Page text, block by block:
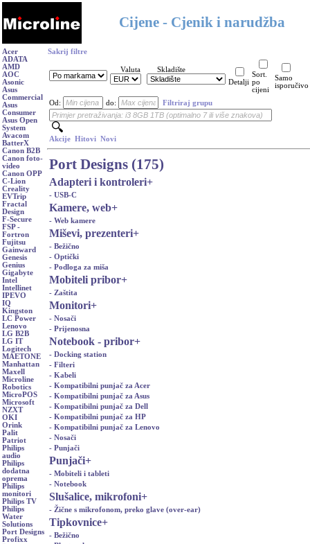
Cijene - Cjenik i narudžba
Acer
ADATA
AMD
AOC
Asonic
Asus
Commercial
Asus
Consumer
Asus Open
System
Avacom
BatterX
Canon B2B
Canon foto-
video
Canon OPP
C-Lion
Creality
EVTrip
Fractal
Design
F-Secure
FSP -
Fortron
Fujitsu
Gainward
Genesis
Genius
Gigabyte
Intel
Intellinet
IPEVO
IQ
Kingston
LC Power
Lenovo
LG B2B
LG IT
Logitech
MAETONE
Manhattan
Maxell
Microline
Robotics
MicroPOS
Microsoft
NZXT
OKI
Orink
Palit
Patriot
Philips
audio
Philips
dodatna
oprema
Philips
monitori
Philips TV
Philips
Water
Solutions
Port Designs
Profixx
Sakrij filtre
Valuta
Skladište
Detalji
Sort.
po
cijeni
Samo
isporučivo
Od: do: Filtriraj grupu
Akcije Hitovi Novi
Port Designs (175)
Adapteri i kontroleri+
- USB-C
Kamere, web+
- Web kamere
Miševi, prezenteri+
- Bežično
- Optički
- Podloga za miša
Mobiteli pribor+
- Zaštita
Monitori+
- Nosači
- Prijenosna
Notebook - pribor+
- Docking station
- Filteri
- Kabeli
- Kompatibilni punjač za Acer
- Kompatibilni punjač za Asus
- Kompatibilni punjač za Dell
- Kompatibilni punjač za HP
- Kompatibilni punjač za Lenovo
- Nosači
- Punjači
Punjači+
- Mobiteli i tableti
- Notebook
Slušalice, mikrofoni+
- Žične s mikrofonom, preko glave (over-ear)
Tipkovnice+
- Bežično